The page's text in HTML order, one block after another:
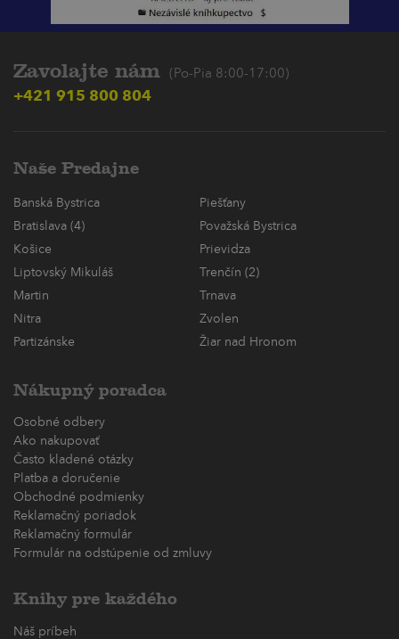
Zavolajte nám (Po-Pia 8:00-17:00)
+421 915 800 804
Naše Predajne
Banská Bystrica
Piešťany
Bratislava (4)
Považská Bystrica
Košice
Prievidza
Liptovský Mikuláš
Trenčín (2)
Martin
Trnava
Nitra
Zvolen
Partizánske
Žiar nad Hronom
Nákupný poradca
Osobné odbery
Ako nakupovať
Často kladené otázky
Platba a doručenie
Obchodné podmienky
Reklamačný poriadok
Reklamačný formulár
Formulár na odstúpenie od zmluvy
Knihy pre každého
Náš príbeh